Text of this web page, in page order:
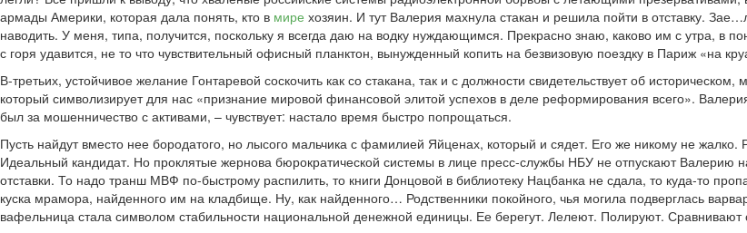
армады Америки, которая дала понять, кто в мире хозяин. И тут Валерия махнула стакан и решила пойти в отставку.
наводить. У меня, типа, получится, поскольку я всегда даю на водку нуждающимся. Прекрасно знаю, каково им с утра, в
с горя удавится, не то что чувствительный офисный планктон, вынужденный копить на безвизовую поездку в Париж «на
В-третьих, устойчивое желание Гонтаревой соскочить как со стакана, так и с должности свидетельствует об
который символизирует для нас «признание мировой финансовой элитой успехов в деле реформирования всего».
был за мошенничество с активами, – чувствует: настало время быстро попрощаться.
Пусть найдут вместо нее бородатого, но лысого мальчика с фамилией Яйценах, который и сядет. Его же никому не жалко.
Идеальный кандидат. Но проклятые жернова бюрократической системы в лице пресс-службы НБУ не отпускают
отставки. То надо транш МВФ по-быстрому распилить, то книги Донцовой в библиотеку Нацбанка не сдала, то куда-то
куска мрамора, найденного им на кладбище. Ну, как найденного… Родственники покойного, чья могила подверглась
вафельница стала символом стабильности национальной денежной единицы. Ее берегут. Лелеют. Полируют.